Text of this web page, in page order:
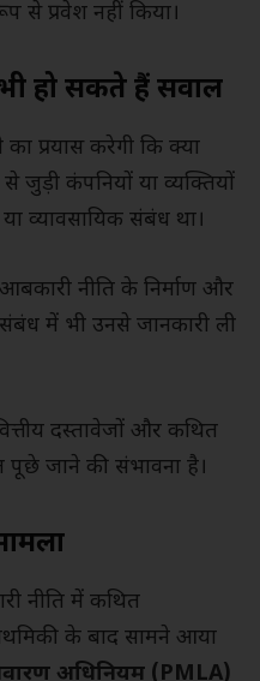
से प्रवेश नहीं किया।
हो सकते हैं सवाल
प्रयास करेगी कि क्या
से जुड़ी कंपनियों या व्यक्तियों
व्यावसायिक संबंध था।
नीति के निर्माण और
में भी उनसे जानकारी ली
दस्तावेजों और कथित
पूछे जाने की संभावना है।
नीति में कथित
के बाद सामने आया
अधिनियम (PMLA)